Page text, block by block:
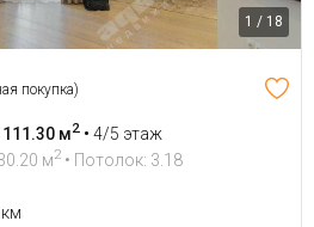
1 / 18
покупка)
111.30 м2 • 4/5 этаж
м2 • Потолок: 3.18